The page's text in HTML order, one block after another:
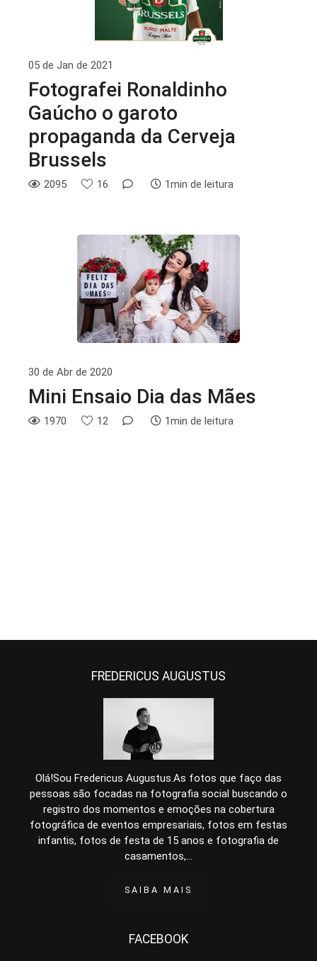
05 de Jan de 2021
Fotografei Ronaldinho
Gaúcho o garoto
propaganda da Cerveja
Brussels
2095 16 1min de leitura
30 de Abr de 2020
Mini Ensaio Dia das Mães
1970 12 1min de leitura
FREDERICUS AUGUSTUS
Olá!Sou Fredericus Augustus.As fotos que faço das
pessoas são focadas na fotografia social buscando o
registro dos momentos e emoções na cobertura
fotográfica de eventos empresariais, fotos em festas
infantis, fotos de festa de 15 anos e fotografia de
casamentos,...
SAIBA MAIS
FACEBOOK